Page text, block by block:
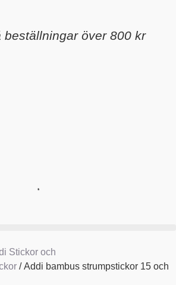
beställningar över 800 kr
Stickor och
/ Addi bambus strumpstickor 15 och